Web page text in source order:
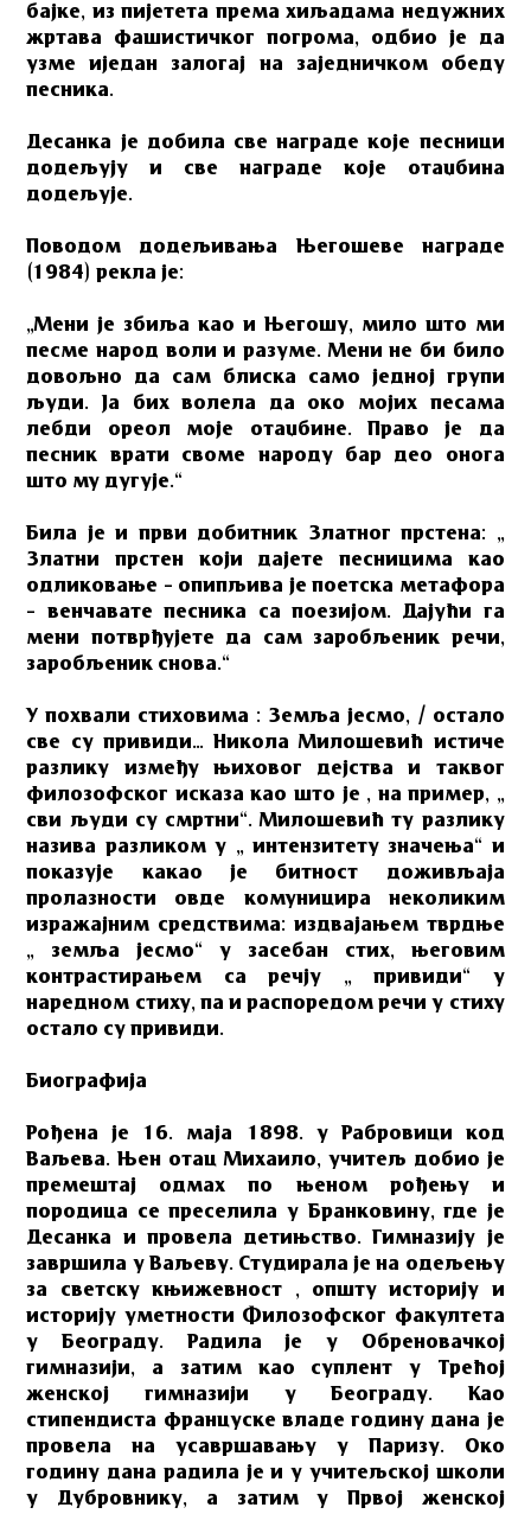
бајке, из пијетета према хиљадама недужних
жртава фашистичког погрома, одбио је да
узме иједан залогај на заједничком обеду
песника.
Дeсанка јe добила све награде које песници
додељују и све награде које отаџбина
додељује.
Поводом додељивања Његошеве награде
(1984) рекла је:
„Мени је збиља као и Његошу, мило што ми
песме народ воли и разуме. Мени не би било
довољно да сам блиска само једној групи
људи. Ја бих волела да око мојих песама
лебди ореол моје отаџбине. Право је да
песник врати своме народу бар део онога
што му дугује.“
Била је и први добитник Златног прстена: „
Златни прстен који дајете песницима као
одликовање – опипљива је поетска метафора
– венчавате песника са поезијом. Дајући га
мени потврђујете да сам заробљеник речи,
заробљеник снова.“
У похвали стиховима : Земља јесмо, / остало
све су привиди… Никола Милошевић истиче
разлику између њиховог дејства и таквог
филозофског исказа као што је , на пример, „
сви људи су смртни“. Милошевић ту разлику
назива разликом у „ интензитету значења“ и
показује какао је битност доживљаја
пролазности овде комуницира неколиким
изражајним средствима: издвајањем тврдње
„ земља јесмо“ у засебан стих, његовим
контрастирањем са речју „ привиди“ у
наредном стиху, па и распоредом речи у стиху
остало су привиди.
Биографија
Рођена је 16. маја 1898. у Рабровици код
Ваљева. Њен отац Михаило, учитељ добио је
премештај одмах по њеном рођењу и
породица се преселила у Бранковину, где је
Десанка и провела детињство. Гимназију је
завршила у Ваљеву. Студирала је на одељењу
за светску књижевност , општу историју и
историју уметности Филозофског факултета
у Београду. Радила је у Обреновачкој
гимназији, а затим као суплент у Трећој
женској гимназији у Београду. Као
стипендиста француске владе годину дана је
провела на усавршавању у Паризу. Око
годину дана радила је и у учитељској школи
у Дубровнику, а затим у Првој женској